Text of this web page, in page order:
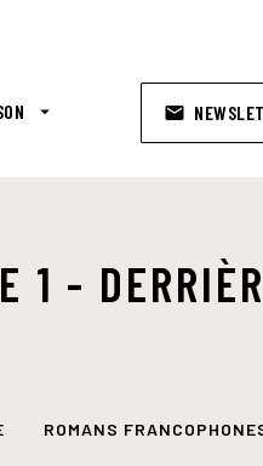
email
arrow_drop_down
1 -
ROMANS